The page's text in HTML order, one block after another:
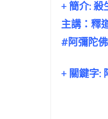
+ 簡介: 殺
主講：釋
#阿彌陀
+ 關鍵字: